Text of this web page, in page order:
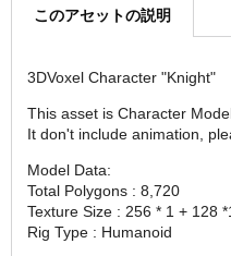
このアセットの説明
3DVoxel Character "Knight"
This asset is Character
It don't include animation,
Model Data:
Total Polygons : 8,720
Texture Size : 256 * 1 + 128
Rig Type : Humanoid